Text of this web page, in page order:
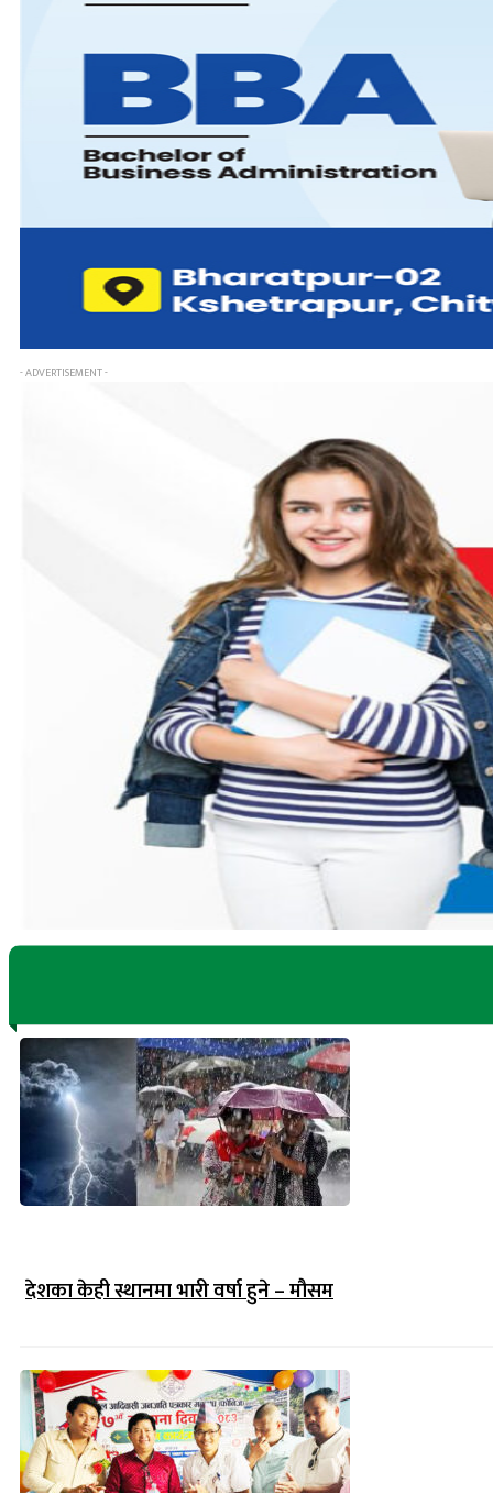
- ADVERTISEMENT -
देशका केही स्थानमा भारी वर्षा हुने – मौसम